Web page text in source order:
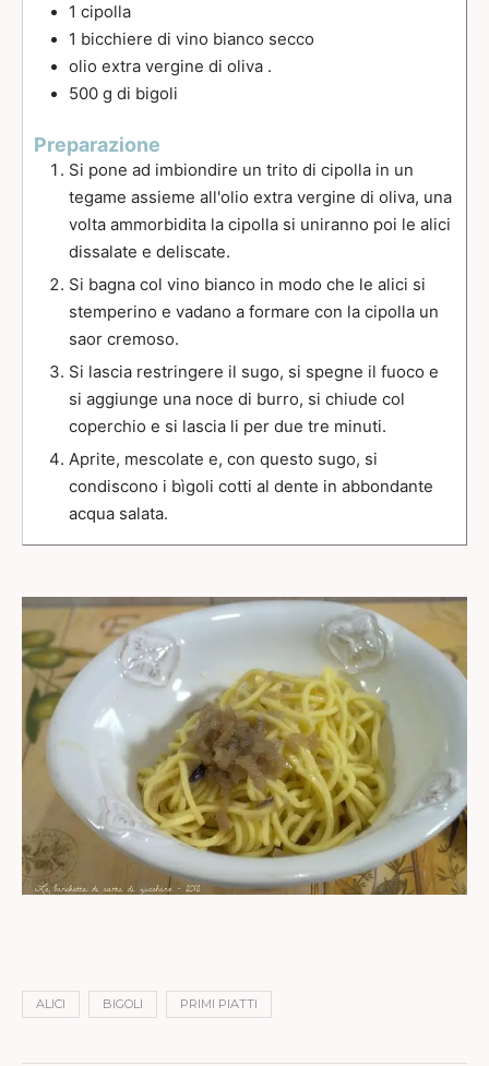
1 cipolla
1 bicchiere di vino bianco secco
olio extra vergine di oliva .
500 g di bigoli
Preparazione
Si pone ad imbiondire un trito di cipolla in un
tegame assieme all'olio extra vergine di oliva, una
volta ammorbidita la cipolla si uniranno poi le alici
dissalate e deliscate.
Si bagna col vino bianco in modo che le alici si
stemperino e vadano a formare con la cipolla un
saor cremoso.
Si lascia restringere il sugo, si spegne il fuoco e
si aggiunge una noce di burro, si chiude col
coperchio e si lascia li per due tre minuti.
Aprite, mescolate e, con questo sugo, si
condiscono i bìgoli cotti al dente in abbondante
acqua salata.
ALICI BIGOLI PRIMI PIATTI